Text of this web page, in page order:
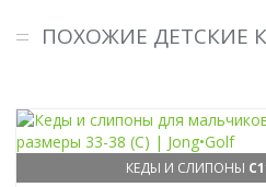
ПОХОЖИЕ ДЕТСКИЕ
КЕДЫ И СЛИПОНЫ